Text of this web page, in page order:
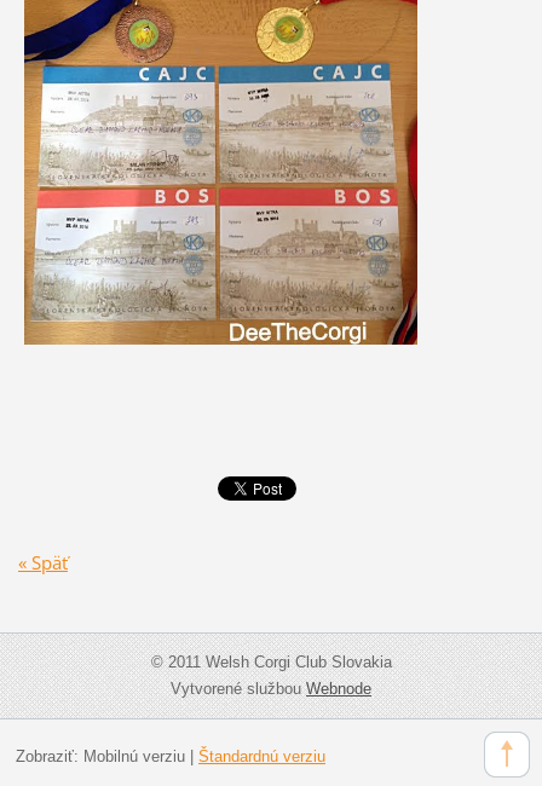
« Späť
© 2011 Welsh Corgi Club Slovakia
Vytvorené službouWebnode
Zobraziť: Mobilnú verziu| Štandardnú verziu